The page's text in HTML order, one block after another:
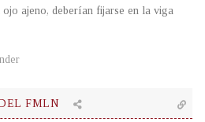
ajeno, deberían fijarse en la viga
FMLN